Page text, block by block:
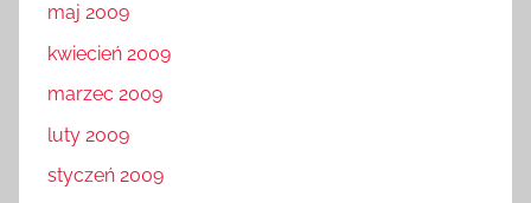
maj 2009
kwiecień 2009
marzec 2009
luty 2009
styczeń 2009